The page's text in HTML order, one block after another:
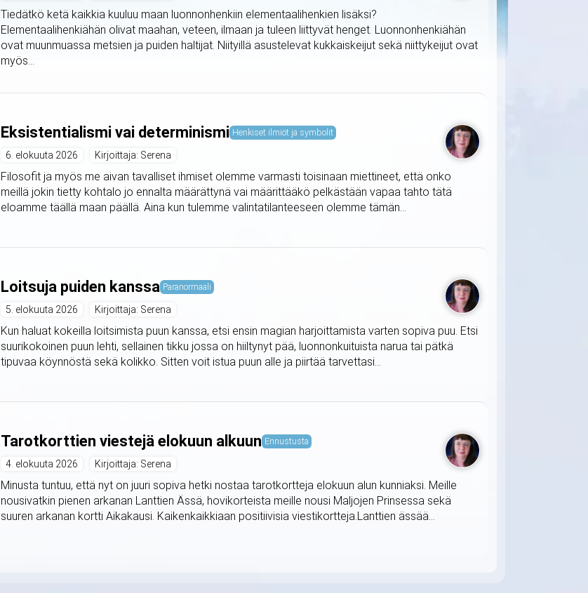
Tiedätkö ketä kaikkia kuuluu maan luonnonhenkiin elementaalihenkien lisäksi?
Elementaalihenkiähän olivat maahan, veteen, ilmaan ja tuleen liittyvät henget. Luonnonhenkiähän
ovat muunmuassa metsien ja puiden haltijat. Niityillä asustelevat kukkaiskeijut sekä niittykeijut ovat
myös...
Eksistentialismi vai determinismi Henkiset ilmiöt ja symbolit
6. elokuuta 2026 Kirjoittaja: Serena
Filosofit ja myös me aivan tavalliset ihmiset olemme varmasti toisinaan miettineet, että onko
meillä jokin tietty kohtalo jo ennalta määrättynä vai määrittääkö pelkästään vapaa tahto tätä
eloamme täällä maan päällä. Aina kun tulemme valintatilanteeseen olemme tämän...
Loitsuja puiden kanssa Paranormaali
5. elokuuta 2026 Kirjoittaja: Serena
Kun haluat kokeilla loitsimista puun kanssa, etsi ensin magian harjoittamista varten sopiva puu. Etsi
suurikokoinen puun lehti, sellainen tikku jossa on hiiltynyt pää, luonnonkuituista narua tai pätkä
tipuvaa köynnöstä sekä kolikko. Sitten voit istua puun alle ja piirtää tarvettasi...
Tarotkorttien viestejä elokuun alkuun Ennustusta
4. elokuuta 2026 Kirjoittaja: Serena
Minusta tuntuu, että nyt on juuri sopiva hetki nostaa tarotkortteja elokuun alun kunniaksi. Meille
nousivatkin pienen arkanan Lanttien Ässä, hovikorteista meille nousi Maljojen Prinsessa sekä
suuren arkanan kortti Aikakausi. Kaikenkaikkiaan positiivisia viestikortteja.Lanttien ässää...